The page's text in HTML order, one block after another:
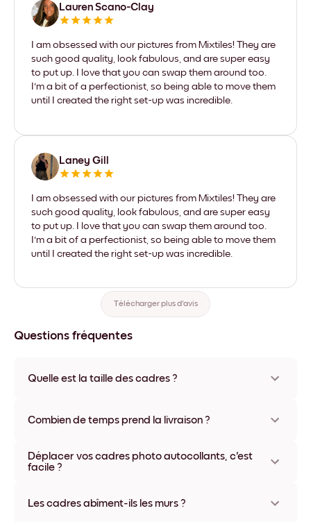
Lauren Scano-Clay
I am obsessed with our pictures from Mixtiles! They are
such good quality, look fabulous, and are super easy
to put up. I love that you can swap them around too.
I'm a bit of a perfectionist, so being able to move them
until I created the right set-up was incredible.
Laney Gill
I am obsessed with our pictures from Mixtiles! They are
such good quality, look fabulous, and are super easy
to put up. I love that you can swap them around too.
I'm a bit of a perfectionist, so being able to move them
until I created the right set-up was incredible.
Télécharger plus d'avis
Questions fréquentes
Quelle est la taille des cadres ?
Plusieurs matériaux et coloris disponibles, y compris sans
Combien de temps prend la livraison ?
généralement une semaine. Livraison express possible dans
certains pays. Un numéro de suivi accompagne chaque
Déplacer vos cadres photo autocollants, c'est
facile ?
l'infini, sans abîmer vos murs.
Les cadres abîment-ils les murs ?